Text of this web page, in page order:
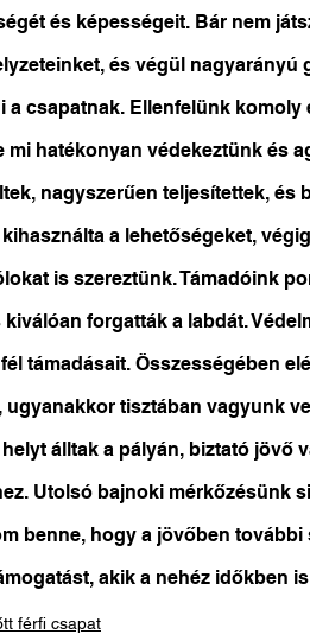
és képességeit. Bár nem
és végül nagyarányú
a csapatnak. Ellenfelünk
mi hatékonyan védekeztünk és
nagyszerűen teljesítettek, és
a lehetőségeket,
is szereztünk. Támadóink
forgatták a labdát.
támadásait. Összességében
tisztában vagyunk
álltak a pályán, biztató jövő
Utolsó bajnoki mérkőzésünk
benne, hogy a jövőben
akik a nehéz időkben
férfi csapat